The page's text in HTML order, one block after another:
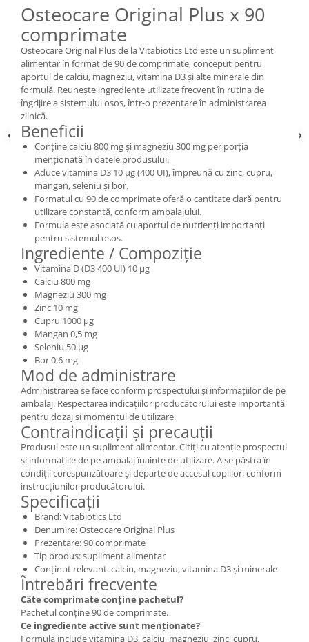
Osteocare Original Plus x 90
comprimate
Osteocare Original Plus de la Vitabiotics Ltd este un supliment
alimentar în format de 90 de comprimate, conceput pentru
aportul de calciu, magneziu, vitamina D3 și alte minerale din
formulă. Reunește ingrediente utilizate frecvent în rutina de
îngrijire a sistemului osos, într-o prezentare în administrarea
zilnică.
Beneficii
Conține calciu 800 mg și magneziu 300 mg per porția
menționată în datele produsului.
Aduce vitamina D3 10 µg (400 UI), împreună cu zinc, cupru,
mangan, seleniu și bor.
Formatul cu 90 de comprimate oferă o cantitate clară pentru
utilizare constantă, conform ambalajului.
Formula este asociată cu aportul de nutrienți importanți
pentru sistemul osos.
Ingrediente / Compoziție
Vitamina D (D3 400 UI) 10 µg
Calciu 800 mg
Magneziu 300 mg
Zinc 10 mg
Cupru 1000 µg
Mangan 0,5 mg
Seleniu 50 µg
Bor 0,6 mg
Mod de administrare
Administrarea se face conform prospectului și informațiilor de pe
ambalaj. Respectarea indicațiilor producătorului este importantă
pentru dozaj și momentul de utilizare.
Contraindicații și precauții
Produsul este un supliment alimentar. Citiți cu atenție prospectul
și informațiile de pe ambalaj înainte de utilizare. A se păstra în
condiții corespunzătoare și departe de accesul copiilor, conform
instrucțiunilor producătorului.
Specificații
Brand: Vitabiotics Ltd
Denumire: Osteocare Original Plus
Prezentare: 90 comprimate
Tip produs: supliment alimentar
Conținut relevant: calciu, magneziu, vitamina D3 și minerale
Întrebări frecvente
Câte comprimate conține pachetul?
Pachetul conține 90 de comprimate.
Ce ingrediente active sunt menționate?
Formula include vitamina D3, calciu, magneziu, zinc, cupru,